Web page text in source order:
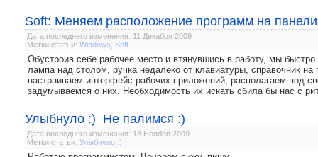
Soft: Меняем расположение программ на
Дата последнего изменения: 11 Декабря 2009
Метки статьи: Windows Soft
Обустроив себе рабочее место и втянувшись в работу, мы
лампа над столом, ручка недалеко от клавиатуры, справочник
настраиваем интерфейс рабочих приложений, располагаем под
задумываемся о них. Необходимость их искать сбила бы нас с
Улыбнуло :) Не палимся :)
Дата последнего изменения: 18 Ноября 2009
Метки статьи: Улыбнуло :)